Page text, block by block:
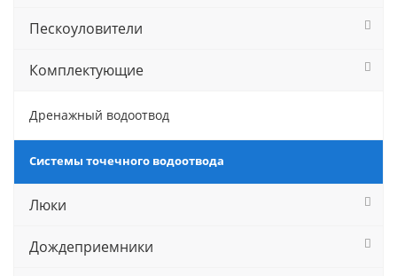
Пескоуловители
Комплектующие
Дренажный водоотвод
Системы точечного водоотвода
Люки
Дождеприемники